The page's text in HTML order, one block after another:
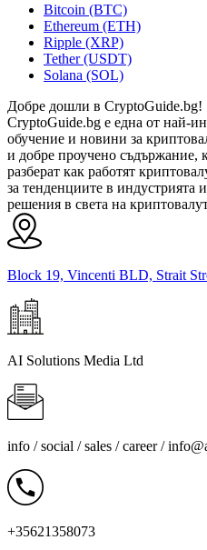
Bitcoin (BTC)
Ethereum (ETH)
Ripple (XRP)
Tether (USDT)
Solana (SOL)
Добре дошли в CryptoGuide.bg!
CryptoGuide.bg е една от най-
обучение и новини за
и добре проучено съдържание,
разберат как работят
за тенденциите в индустрията
решения в света на
Block 19, Vincenti BLD, Strait
AI Solutions Media Ltd
info / social / sales / career /
+35621358073